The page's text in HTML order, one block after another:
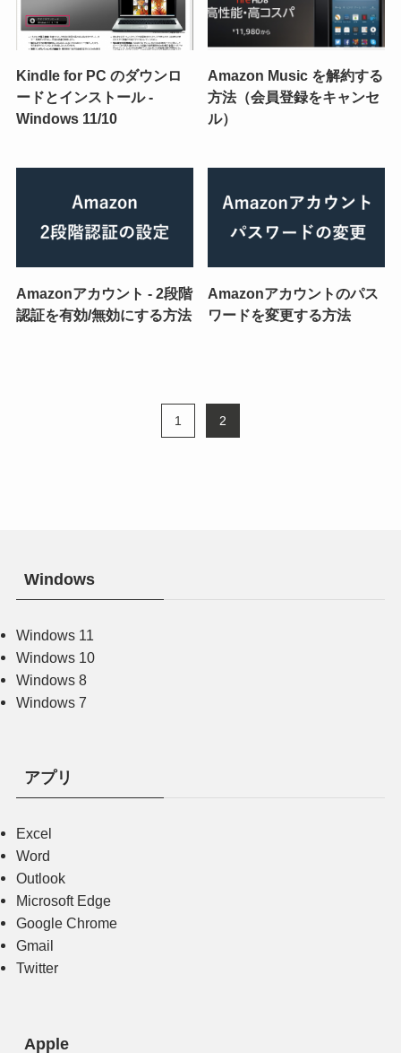
Kindle for PC のダウンロ
ードとインストール -
Windows 11/10
Amazon Music を解約する
方法（会員登録をキャンセ
ル）
Amazonアカウント - 2段階
認証を有効/無効にする方法
Amazonアカウントのパス
ワードを変更する方法
1 2
Windows
Windows 11
Windows 10
Windows 8
Windows 7
アプリ
Excel
Word
Outlook
Microsoft Edge
Google Chrome
Gmail
Twitter
Apple